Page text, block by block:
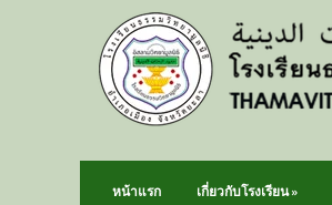
หน้าแรก เกี่ยวกับโรงเรียน»